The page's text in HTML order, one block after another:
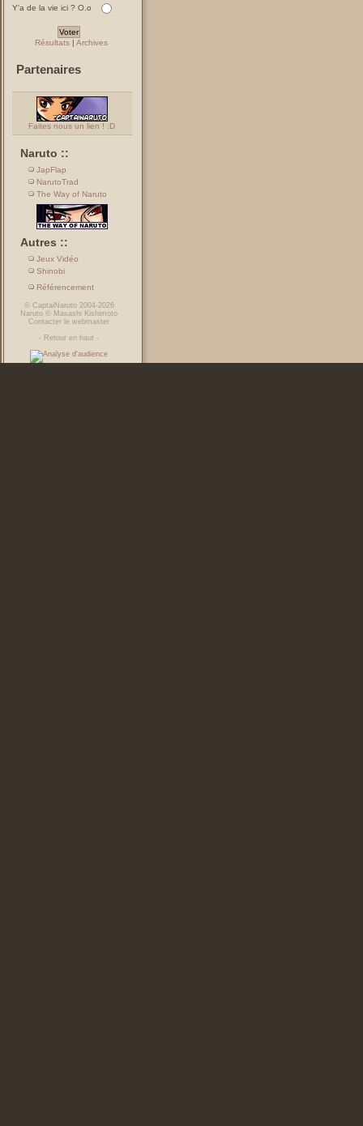
Y'a de la vie ici ? O.o
Résultats| Archives
Partenaires
Faites nous un lien ! :D
Naruto ::
JapFlap
NarutoTrad
The Way of Naruto
Autres ::
Jeux Vidéo
Shinobi
Référencement
© CaptaiNaruto2004-2026
Naruto © Masashi Kishimoto
Contacter le webmaster
- Retour en haut -